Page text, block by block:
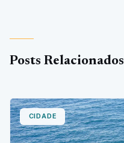
Posts Relacionados
CIDADE